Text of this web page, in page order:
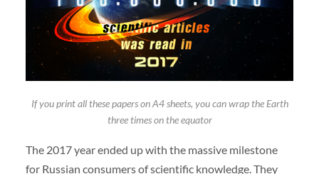
If you print all these papers on A4 sheets, you can wrap the Earth
three times on the equator
The 2017 year ended up with the massive milestone
for Russian consumers of scientific knowledge. They